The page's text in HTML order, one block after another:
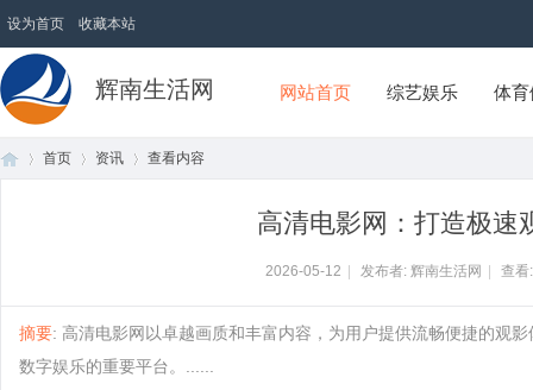
设为首页 收藏本站
辉南生活网 网站首页 综艺娱乐 体
首页 资讯 查看内容
高清电影网：打造极速
2026-05-12 发布者: 辉南生活网 查
摘要: 高清电影网以卓越画质和丰富内容，为用户提供流畅便捷的观
数字娱乐的重要平台。......